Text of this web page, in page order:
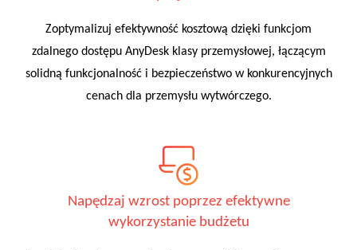
Zoptymalizuj efektywność kosztową dzięki funkcjom
zdalnego dostępu AnyDesk klasy przemysłowej, łączącym
solidną funkcjonalność i bezpieczeństwo w konkurencyjnych
cenach dla przemysłu wytwórczego.
Napędzaj wzrost poprzez efektywne
wykorzystanie budżetu